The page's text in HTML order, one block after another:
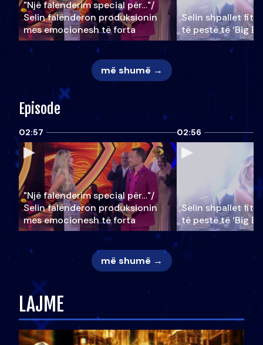
"Një falenderim special për…"/
Selin falënderon produksionin
mes emocionesh të forta
Selin shpallet
të pestë të ‘Big
më shumë →
Episode
02:57
"Një falenderim special për…"/
Selin falënderon produksionin
mes emocionesh të forta
02:56
Selin shpallet
të pestë të ‘Big
më shumë →
LAJME